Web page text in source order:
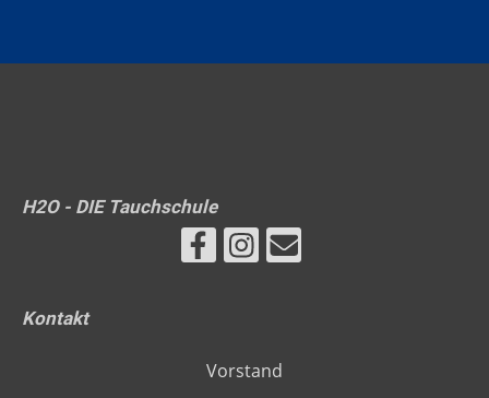
H2O - DIE Tauchschule
Kontakt
Vorstand